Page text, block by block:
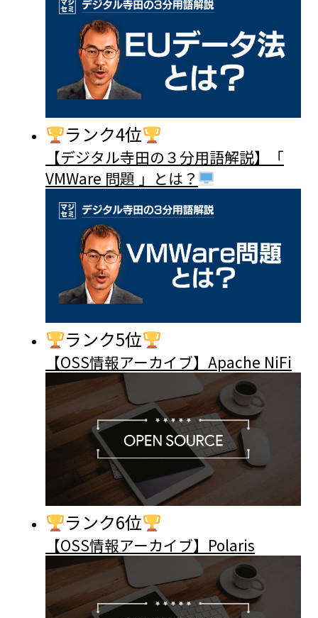
ランク4位
【デジタル寺田の３分用語解説】「
VMWare 問題 」とは？
ランク5位
【OSS情報アーカイブ】Apache NiFi
ランク6位
【OSS情報アーカイブ】Polaris